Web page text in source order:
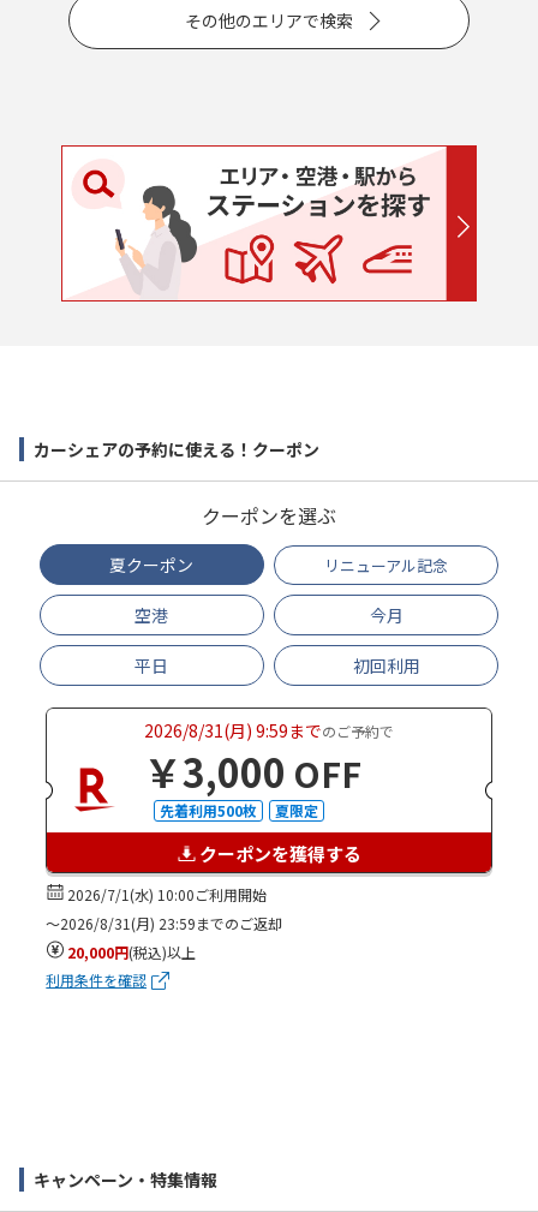
その他のエリアで検索
カーシェアの予約に使える！クーポン
クーポンを選ぶ
夏クーポン リニューアル記念
空港 今月
平日 初回利用
2026/8/31(月) 9:59までのご予約で
￥3,000 OFF
先着利用500枚 夏限定
クーポンを獲得する
2026/7/1(水) 10:00ご利用開始
～2026/8/31(月) 23:59までのご返却
20,000円(税込)以上
利用条件を確認
キャンペーン・特集情報